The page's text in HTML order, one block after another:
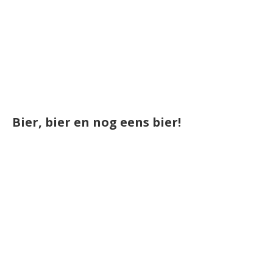
Bier, bier en nog eens bier!